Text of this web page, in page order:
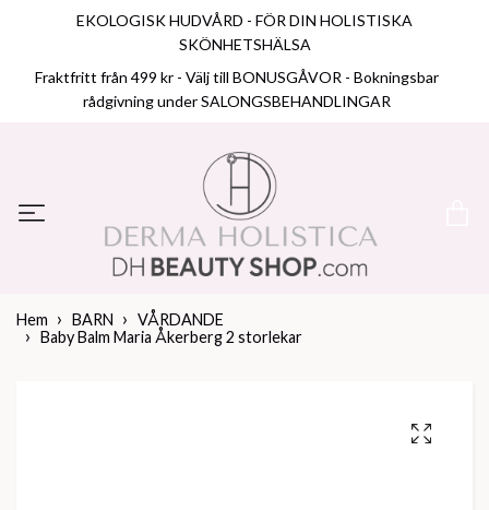
EKOLOGISK HUDVÅRD - FÖR DIN HOLISTISKA
SKÖNHETSHÄLSA
Fraktfritt från 499 kr - Välj till BONUSGÅVOR - Bokningsbar
rådgivning under SALONGSBEHANDLINGAR
Hem BARN
VÅRDANDE
Baby Balm Maria Åkerberg 2 storlekar